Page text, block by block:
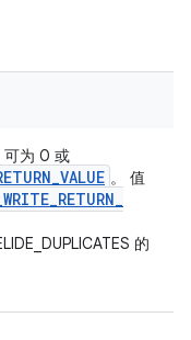
可为 0 或
_VALUE 。 值
WRITE_RETURN_
的